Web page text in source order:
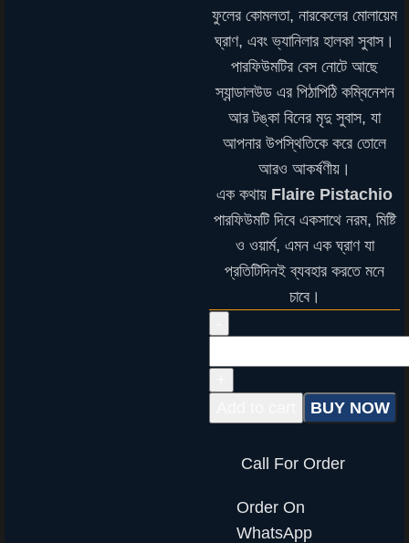
ফুলের কোমলতা, নারকেলের মোলায়েম
ঘ্রাণ, এবং ভ্যানিলার হালকা সুবাস।
পারফিউমটির বেস নোটে আছে
স্যান্ডালউড এর পিঠাপিঠি কম্বিনেশন
আর টঙ্কা বিনের মৃদু সুবাস, যা
আপনার উপস্থিতিকে করে তোলে
আরও আকর্ষণীয়।
এক কথায় Flaire Pistachio
পারফিউমটি দিবে একসাথে নরম, মিষ্টি
ও ওয়ার্ম, এমন এক ঘ্রাণ যা
প্রতিটিদিনই ব্যবহার করতে মনে
চাবে।
BUY NOW
Call For Order
Order On
WhatsApp